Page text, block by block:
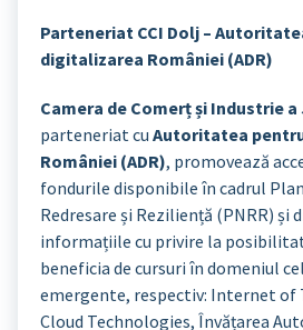
Parteneriat CCI Dolj –
digitalizarea României (ADR)
Camera de Comerț și Industrie
parteneriat cu Autoritatea
României (ADR), promovează
fondurile disponibile în cadrul
Redresare și Reziliență (PNRR) și
informațiile cu privire la
beneficia de cursuri în domeniul
emergente, respectiv: Internet of
Cloud Technologies, Învățarea